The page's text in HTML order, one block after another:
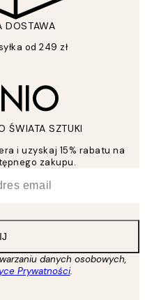
DOSTAWA
od 249 zł
ŚWIATA SZTUKI
i uzyskaj 15% rabatu na
zakupu.
danych osobowych,
Prywatności.